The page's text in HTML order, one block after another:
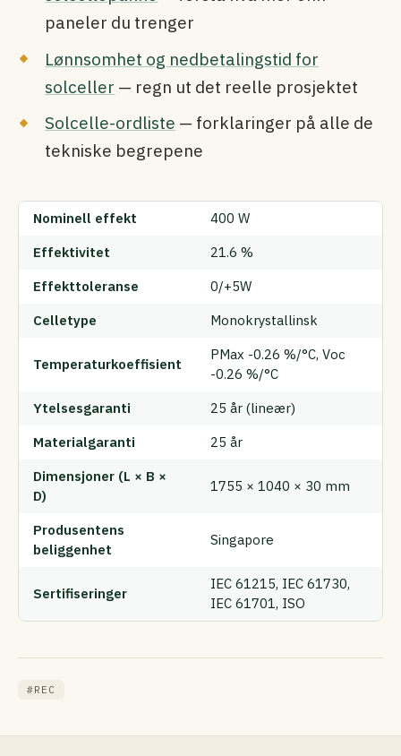
paneler du trenger
Lønnsomhet og nedbetalingstid for
solceller — regn ut det reelle prosjektet
Solcelle-ordliste — forklaringer på alle de
tekniske begrepene
Nominell effekt
400 W
Effektivitet
21.6 %
Effekttoleranse
0/+5W
Celletype
Monokrystallinsk
Temperaturkoeffisient
PMax -0.26 %/°C, Voc
-0.26 %/°C
Ytelsesgaranti
25 år (lineær)
Materialgaranti
25 år
Dimensjoner (L × B ×
D)
1755 × 1040 × 30 mm
Produsentens
beliggenhet
Singapore
Sertifiseringer
IEC 61215, IEC 61730,
IEC 61701, ISO
#REC